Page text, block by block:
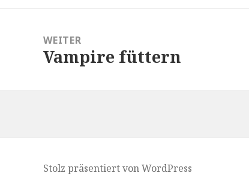
WEITER
Nächster
Vampire füttern
Stolz präsentiert von WordPress